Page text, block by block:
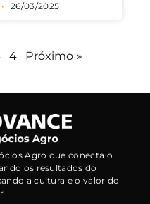
26/03/2025
4 Próximo »
Agro que conecta o
os resultados do
a cultura e o valor do